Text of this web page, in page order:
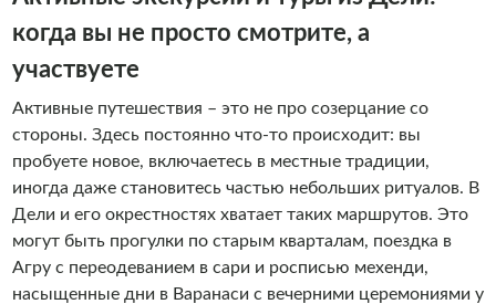
свободно говорю по-русски и по-английски.
увидите не только знаменитые достопримечательности,
но и настоящую жизнь Индии: заглянете в местные
кварталы, школы, ощутите колорит повседневности и
узнаете о нашей уникальной системе образования. Я
покажу вам особенные, скрытые от обычного туриста
места в каждом городе. Добро пожаловать в Индию!
Гарантирую, что с нами ваше путешествие станет по-
настоящему незабываемым!
когда вы не просто смотрите, а
участвуете
Активные путешествия – это не про созерцание со
стороны. Здесь постоянно что-то происходит: вы
пробуете новое, включаетесь в местные традиции,
иногда даже становитесь частью небольших ритуалов. В
Дели и его окрестностях хватает таких маршрутов. Это
могут быть прогулки по старым кварталам, поездка в
Агру с переодеванием в сари и росписью мехенди,
насыщенные дни в Варанаси с вечерними церемониями у